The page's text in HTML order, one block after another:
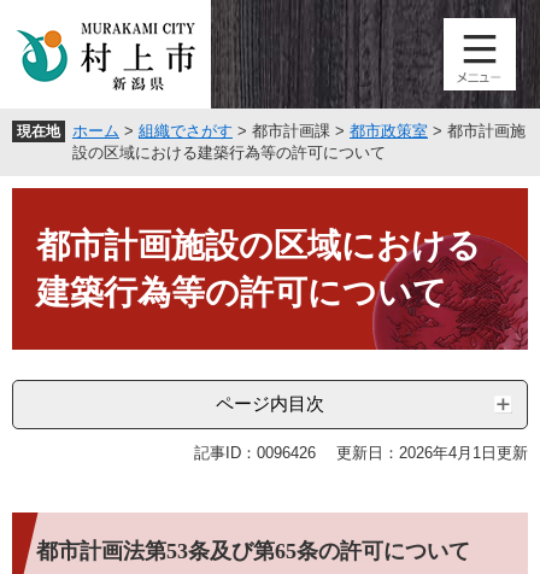
頭
す
飛
し
現在地 ホーム > 組織でさがす > 都市計画課 > 都市政策室 > 都市計画施
設の区域における建築行為等の許可について
都市計画施設の区域における
建築行為等の許可について
ページ内目次
記事ID：0096426 更新日：2026年4月1日更新
都市計画法第53条及び第65条の許可について